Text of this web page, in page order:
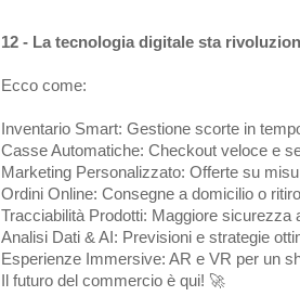
12 - La tecnologia digitale sta
Ecco come:
Inventario Smart: Gestione scorte in
Casse Automatiche: Checkout veloce e
Marketing Personalizzato: Offerte su
Ordini Online: Consegne a domicilio o
Tracciabilità Prodotti: Maggiore sicurezza
Analisi Dati & AI: Previsioni e strategie
Esperienze Immersive: AR e VR per un
Il futuro del commercio è qui! 🚀